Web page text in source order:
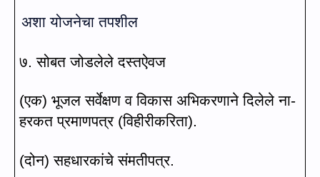
अशा योजनेचा तपशील
७. सोबत जोडलेले दस्तऐवज
(एक) भूजल सर्वेक्षण व विकास अभिकरणाने दिलेले ना-
हरकत प्रमाणपत्र (विहीरीकरिता).
(दोन) सहधारकांचे संमतीपत्र.